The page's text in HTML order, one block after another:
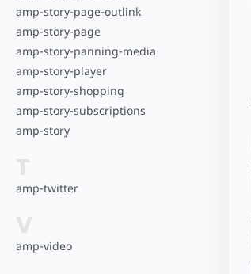
amp-story-page-outlink
amp-story-page
amp-story-panning-media
amp-story-player
amp-story-shopping
amp-story-subscriptions
amp-story
T
amp-twitter
V
amp-video